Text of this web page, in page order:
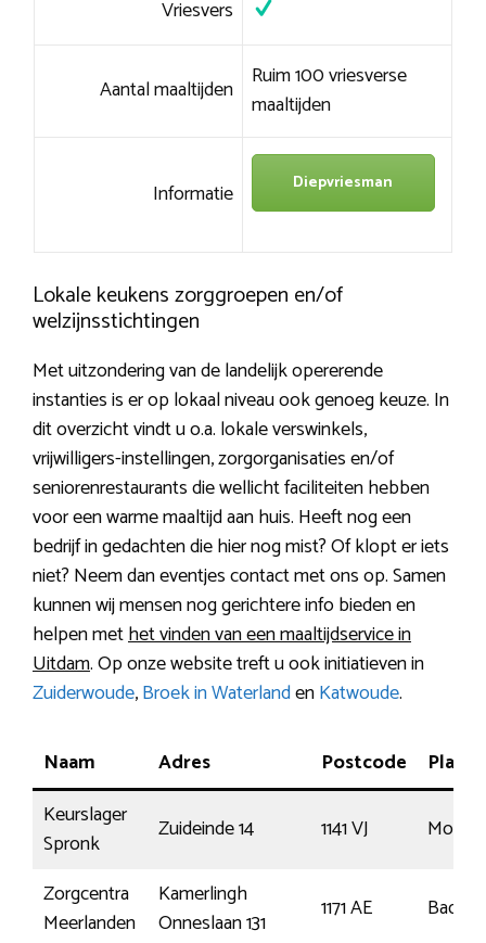
Vriesvers
Aantal maaltijden Ruim 100 vriesverse
maaltijden
Informatie Diepvriesman
Lokale keukens zorggroepen en/of
welzijnsstichtingen
Met uitzondering van de landelijk opererende
instanties is er op lokaal niveau ook genoeg keuze. In
dit overzicht vindt u o.a. lokale verswinkels,
vrijwilligers-instellingen, zorgorganisaties en/of
seniorenrestaurants die wellicht faciliteiten hebben
voor een warme maaltijd aan huis. Heeft nog een
bedrijf in gedachten die hier nog mist? Of klopt er iets
niet? Neem dan eventjes contact met ons op. Samen
kunnen wij mensen nog gerichtere info bieden en
helpen methet vinden van een maaltijdservice in
Uitdam. Op onze website treft u ook initiatieven in
Zuiderwoude,Broek in WaterlandenKatwoude.
Naam Adres Postcode
Plaats
Keurslager
Spronk
Zuideinde 14 1141 VJ
Zorgcentra
Meerlanden
Kamerlingh
Onneslaan 131
1171 AE